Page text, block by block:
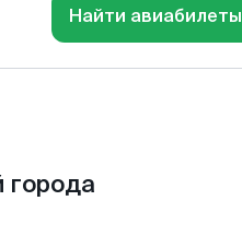
Найти авиабилеты